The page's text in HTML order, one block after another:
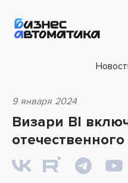
9 января 2024
Визари BI